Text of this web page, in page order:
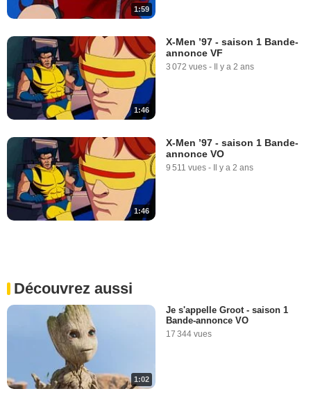
1:59
1:46
X-Men ’97 - saison 1 Bande-
annonce VF
3 072 vues - Il y a 2 ans
1:46
X-Men ’97 - saison 1 Bande-
annonce VO
9 511 vues - Il y a 2 ans
Découvrez aussi
1:02
Je s'appelle Groot - saison 1
Bande-annonce VO
17 344 vues